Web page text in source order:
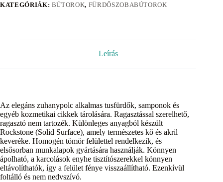
KATEGÓRIÁK: BÚTOROK, FÜRDŐSZOBABÚTOROK
Leírás
Az elegáns zuhanypolc alkalmas tusfürdők, samponok és
egyéb kozmetikai cikkek tárolására. Ragasztással szerelhető,
ragasztó nem tartozék. Különleges anyagból készült
Rockstone (Solid Surface), amely természetes kő és akril
keveréke. Homogén tömör felülettel rendelkezik, és
elsősorban munkalapok gyártására használják. Könnyen
ápolható, a karcolások enyhe tisztítószerekkel könnyen
eltávolíthatók, így a felület fénye visszaállítható. Ezenkívül
foltálló és nem nedvszívó.